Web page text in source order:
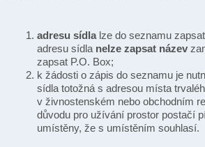
adresu sídla lze do seznamu
adresu sídla nelze zapsat název
zapsat P.O. Box;
k žádosti o zápis do seznamu je
sídla totožná s adresou místa
v živnostenském nebo obchodním
důvodu pro užívání prostor postačí
umístěny, že s umístěním souhlasí.